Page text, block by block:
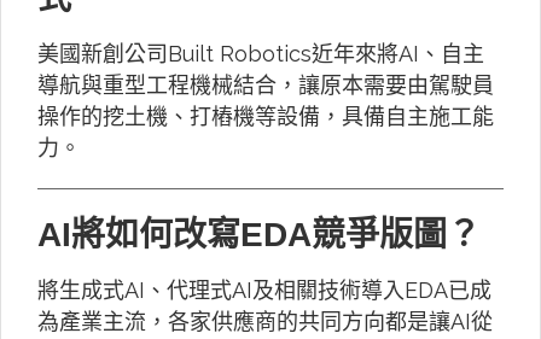
美國新創公司Built Robotics近年來將AI、自主
導航與重型工程機械結合，讓原本需要由駕駛員
操作的挖土機、打樁機等設備，具備自主施工能
力。
AI將如何改寫EDA競爭版圖？
將生成式AI、代理式AI及相關技術導入EDA已成
為產業主流，各家供應商的共同方向都是讓AI從